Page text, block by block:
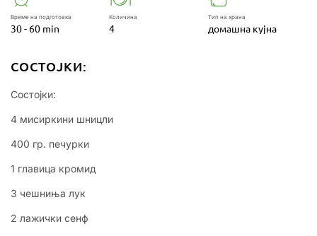
Време на подготовка
30 - 60 min
Количина
4
Тип на храна
домашна кујна
СОСТОЈКИ:
Состојки:
4 мисиркини шницли
400 гр. печурки
1 главица кромид
3 чешниња лук
2 лажички сенф